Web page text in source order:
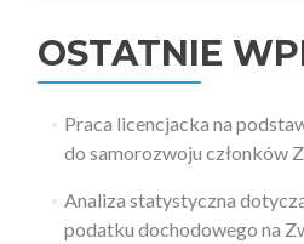
OSTATNIE
Praca licencjacka na
do samorozwoju członków
Analiza statystyczna
podatku dochodowego na